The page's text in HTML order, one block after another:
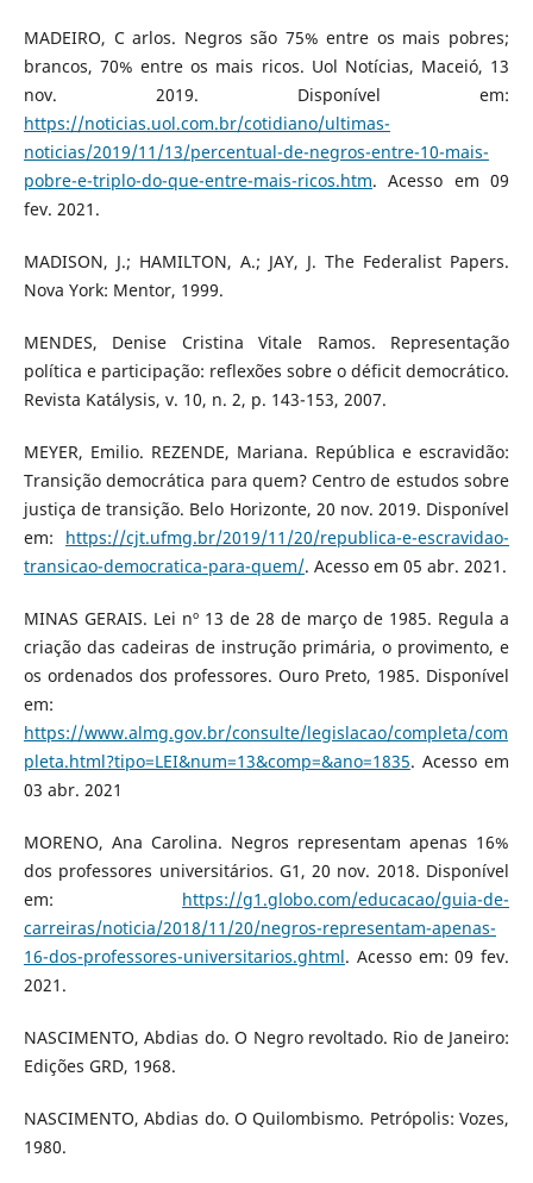
MADEIRO, C arlos. Negros são 75% entre os mais pobres;
brancos, 70% entre os mais ricos. Uol Notícias, Maceió, 13
nov. 2019. Disponível em:
https://noticias.uol.com.br/cotidiano/ultimas-
noticias/2019/11/13/percentual-de-negros-entre-10-mais-
pobre-e-triplo-do-que-entre-mais-ricos.htm. Acesso em 09
fev. 2021.
MADISON, J.; HAMILTON, A.; JAY, J. The Federalist Papers.
Nova York: Mentor, 1999.
MENDES, Denise Cristina Vitale Ramos. Representação
política e participação: reflexões sobre o déficit democrático.
Revista Katálysis, v. 10, n. 2, p. 143-153, 2007.
MEYER, Emilio. REZENDE, Mariana. República e escravidão:
Transição democrática para quem? Centro de estudos sobre
justiça de transição. Belo Horizonte, 20 nov. 2019. Disponível
em: https://cjt.ufmg.br/2019/11/20/republica-e-escravidao-
transicao-democratica-para-quem/. Acesso em 05 abr. 2021.
MINAS GERAIS. Lei nº 13 de 28 de março de 1985. Regula a
criação das cadeiras de instrução primária, o provimento, e
os ordenados dos professores. Ouro Preto, 1985. Disponível
em:
https://www.almg.gov.br/consulte/legislacao/completa/com
pleta.html?tipo=LEI&num=13&comp=&ano=1835. Acesso em
03 abr. 2021
MORENO, Ana Carolina. Negros representam apenas 16%
dos professores universitários. G1, 20 nov. 2018. Disponível
em: https://g1.globo.com/educacao/guia-de-
carreiras/noticia/2018/11/20/negros-representam-apenas-
16-dos-professores-universitarios.ghtml. Acesso em: 09 fev.
2021.
NASCIMENTO, Abdias do. O Negro revoltado. Rio de Janeiro:
Edições GRD, 1968.
NASCIMENTO, Abdias do. O Quilombismo. Petrópolis: Vozes,
1980.